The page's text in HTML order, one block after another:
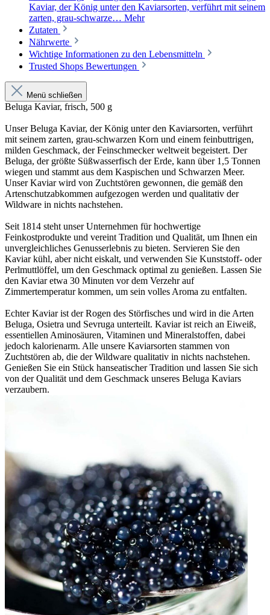
Kaviar, der König unter den Kaviarsorten, verführt mit seinem
zarten, grau-schwarze… Mehr
Zutaten
Nährwerte
Wichtige Informationen zu den Lebensmitteln
Trusted Shops Bewertungen
Menü schließen
Beluga Kaviar, frisch, 500 g
Unser Beluga Kaviar, der König unter den Kaviarsorten, verführt
mit seinem zarten, grau-schwarzen Korn und einem feinbuttrigen,
milden Geschmack, der Feinschmecker weltweit begeistert. Der
Beluga, der größte Süßwasserfisch der Erde, kann über 1,5 Tonnen
wiegen und stammt aus dem Kaspischen und Schwarzen Meer.
Unser Kaviar wird von Zuchtstören gewonnen, die gemäß den
Artenschutzabkommen aufgezogen werden und qualitativ der
Wildware in nichts nachstehen.
Seit 1814 steht unser Unternehmen für hochwertige
Feinkostprodukte und vereint Tradition und Qualität, um Ihnen ein
unvergleichliches Genusserlebnis zu bieten. Servieren Sie den
Kaviar kühl, aber nicht eiskalt, und verwenden Sie Kunststoff- oder
Perlmuttlöffel, um den Geschmack optimal zu genießen. Lassen Sie
den Kaviar etwa 30 Minuten vor dem Verzehr auf
Zimmertemperatur kommen, um sein volles Aroma zu entfalten.
Echter Kaviar ist der Rogen des Störfisches und wird in die Arten
Beluga, Osietra und Sevruga unterteilt. Kaviar ist reich an Eiweiß,
essentiellen Aminosäuren, Vitaminen und Mineralstoffen, dabei
jedoch kalorienarm. Alle unsere Kaviarsorten stammen von
Zuchtstören ab, die der Wildware qualitativ in nichts nachstehen.
Genießen Sie ein Stück hanseatischer Tradition und lassen Sie sich
von der Qualität und dem Geschmack unseres Beluga Kaviars
verzaubern.